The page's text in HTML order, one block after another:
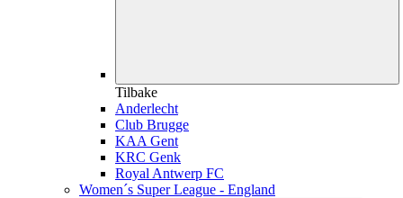
Tilbake
Anderlecht
Club Brugge
KAA Gent
KRC Genk
Royal Antwerp FC
Women´s Super League - England